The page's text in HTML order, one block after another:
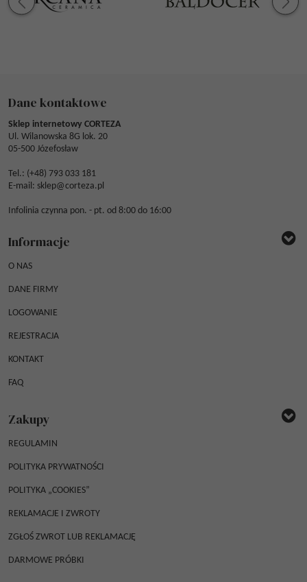
Dane kontaktowe
Sklep internetowy CORTEZA
Ul. Wilanowska 8G lok. 20
05-500 Józefosław
Tel.: (+48) 793 033 181
E-mail: sklep@corteza.pl
Infolinia czynna pon. - pt. od 8:00 do 16:00
Informacje
O NAS
DANE FIRMY
LOGOWANIE
REJESTRACJA
KONTAKT
FAQ
Zakupy
REGULAMIN
POLITYKA PRYWATNOŚCI
POLITYKA „COOKIES”
REKLAMACJE I ZWROTY
ZGŁOŚ ZWROT LUB REKLAMACJĘ
DARMOWE PRÓBKI